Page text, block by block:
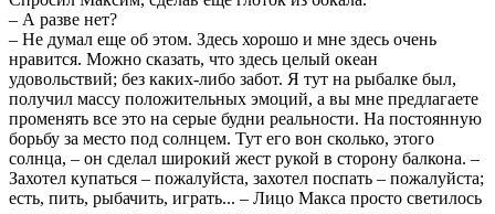
– А разве нет?
– Не думал еще об этом. Здесь хорошо и мне здесь очень
нравится. Можно сказать, что здесь целый океан
удовольствий; без каких-либо забот. Я тут на рыбалке был,
получил массу положительных эмоций, а вы мне предлагаете
променять все это на серые будни реальности. На постоянную
борьбу за место под солнцем. Тут его вон сколько, этого
солнца, – он сделал широкий жест рукой в сторону балкона. –
Захотел купаться – пожалуйста, захотел поспать – пожалуйста;
есть, пить, рыбачить, играть... – Лицо Макса просто светилось